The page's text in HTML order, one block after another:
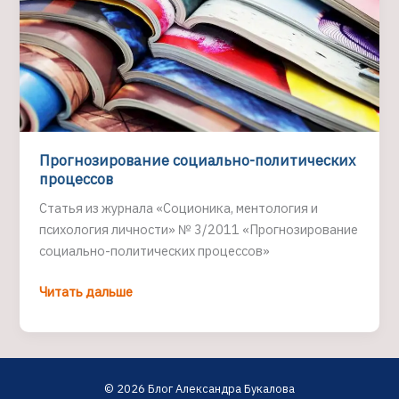
Прогнозирование социально-политических
процессов
Статья из журнала «Соционика, ментология и
психология личности» № 3/2011 «Прогнозирование
социально-политических процессов»
Прогнозирование
политических
процессов
Читать дальше
© 2026 Блог Александра Букалова